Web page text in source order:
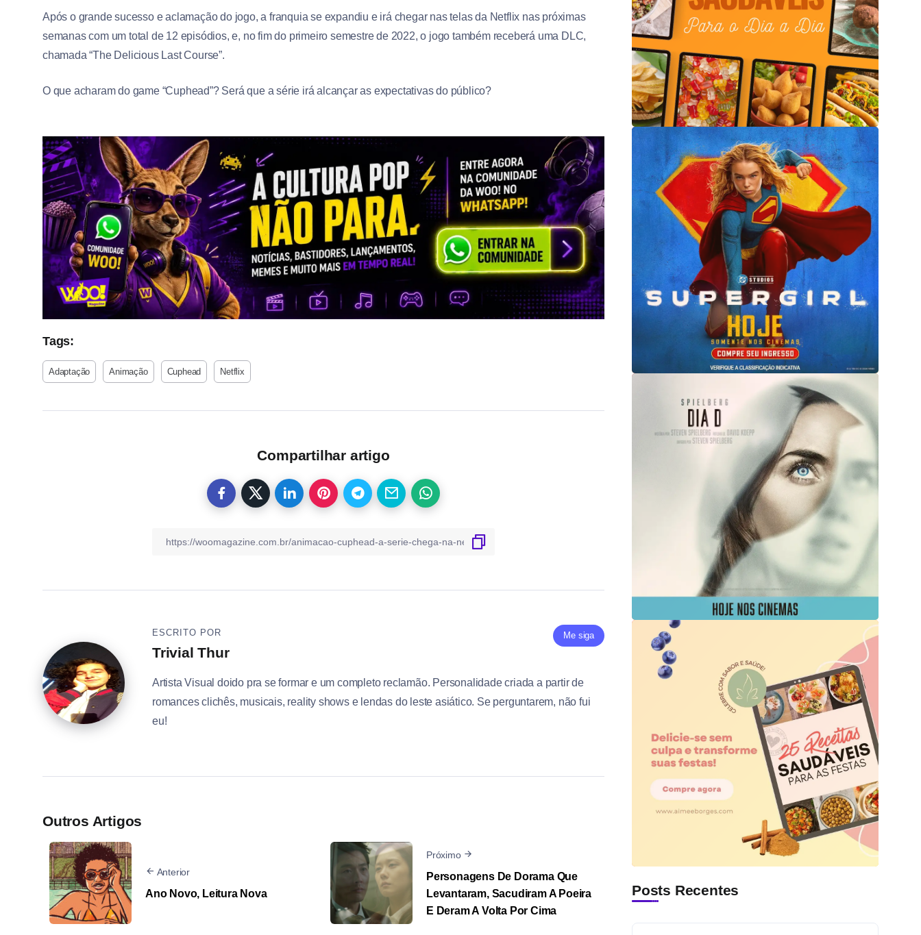
Após o grande sucesso e aclamação do jogo, a franquia se expandiu e irá chegar nas telas da Netflix nas próximas
semanas com um total de 12 episódios, e, no fim do primeiro semestre de 2022, o jogo também receberá uma DLC,
chamada “The Delicious Last Course”.
O que acharam do game “Cuphead”? Será que a série irá alcançar as expectativas do público?
Tags:
Adaptação Animação Cuphead Netflix
Compartilhar artigo
Me siga
ESCRITO POR
Trivial Thur
Artista Visual doido pra se formar e um completo reclamão. Personalidade criada a partir de
romances clichês, musicais, reality shows e lendas do leste asiático. Se perguntarem, não fui
eu!
Outros Artigos
Anterior
Ano Novo, Leitura Nova
Próximo
Personagens De Dorama Que
Levantaram, Sacudiram A Poeira
E Deram A Volta Por Cima
Posts Recentes